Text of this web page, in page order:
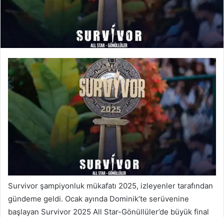
Survivor şampiyonluk mükafatı 2025, izleyenler tarafından
gündeme geldi. Ocak ayında Dominik’te serüvenine
başlayan Survivor 2025 All Star-Gönüllüler’de büyük final